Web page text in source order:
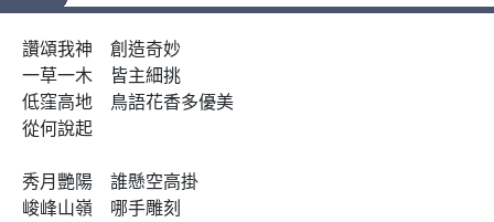
讚頌我神　創造奇妙
一草一木　皆主細挑
低窪高地　鳥語花香多優美
從何說起
秀月艷陽　誰懸空高掛
峻峰山嶺　哪手雕刻